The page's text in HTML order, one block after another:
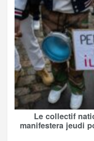
Le collectif
manifestera jeudi